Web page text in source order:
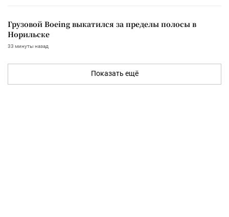
Грузовой Boeing выкатился за пределы полосы в
Норильске
33 минуты назад
Показать ещё